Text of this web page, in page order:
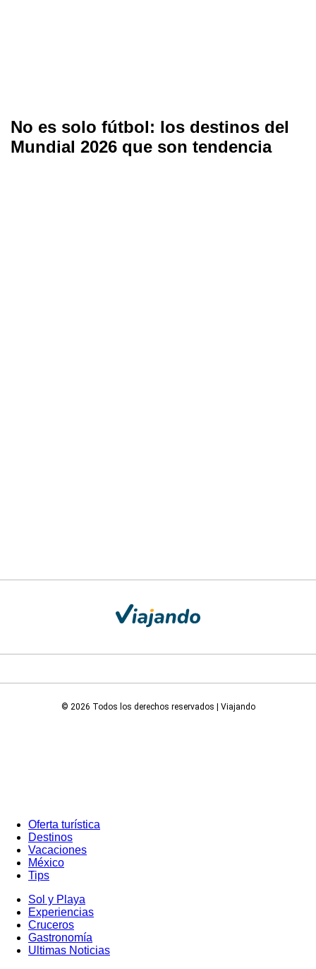
No es solo fútbol: los destinos del
Mundial 2026 que son tendencia
© 2026 Todos los derechos reservados | Viajando
Oferta turística
Destinos
Vacaciones
México
Tips
Sol y Playa
Experiencias
Cruceros
Gastronomía
Ultimas Noticias